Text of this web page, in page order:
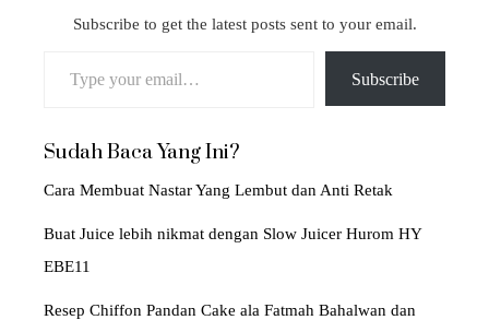
Subscribe to get the latest posts sent to your email.
Subscribe
Sudah Baca Yang Ini?
Cara Membuat Nastar Yang Lembut dan Anti Retak
Buat Juice lebih nikmat dengan Slow Juicer Hurom HY
EBE11
Resep Chiffon Pandan Cake ala Fatmah Bahalwan dan